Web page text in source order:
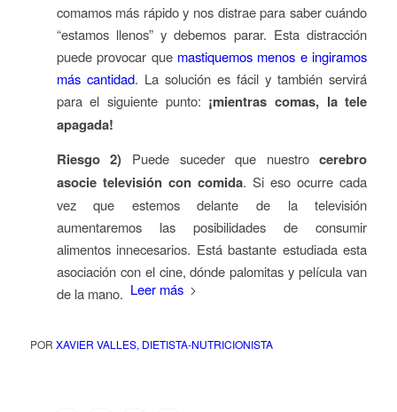
comamos más rápido y nos distrae para saber cuándo
“estamos llenos” y debemos parar. Esta distracción
puede provocar que mastiquemos menos e ingiramos
más cantidad. La solución es fácil y también servirá
para el siguiente punto: ¡mientras comas, la tele
apagada!
Riesgo 2) Puede suceder que nuestrocerebro
asocie televisión con comida. Si eso ocurre cada
vez que estemos delante de la televisión
aumentaremos las posibilidades de consumir
alimentos innecesarios. Está bastante estudiada esta
asociación con el cine, dónde palomitas y película van
de la mano. Leer más
POR XAVIER VALLES, DIETISTA-NUTRICIONISTA